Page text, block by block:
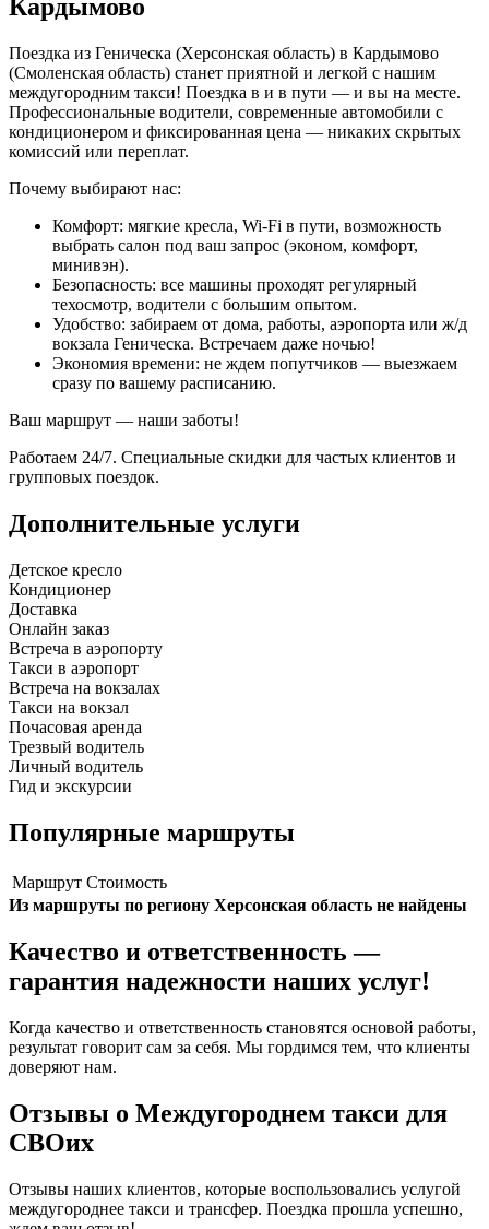
Кардымово
Поездка из Геническа (Херсонская область) в Кардымово
(Смоленская область) станет приятной и легкой с нашим
междугородним такси! Поездка в и в пути — и вы на месте.
Профессиональные водители, современные автомобили с
кондиционером и фиксированная цена — никаких скрытых
комиссий или переплат.
Почему выбирают нас:
Комфорт: мягкие кресла, Wi-Fi в пути, возможность
выбрать салон под ваш запрос (эконом, комфорт,
минивэн).
Безопасность: все машины проходят регулярный
техосмотр, водители с большим опытом.
Удобство: забираем от дома, работы, аэропорта или ж/д
вокзала Геническа. Встречаем даже ночью!
Экономия времени: не ждем попутчиков — выезжаем
сразу по вашему расписанию.
Ваш маршрут — наши заботы!
Работаем 24/7. Специальные скидки для частых клиентов и
групповых поездок.
Дополнительные услуги
Детское кресло
Кондиционер
Доставка
Онлайн заказ
Встреча в аэропорту
Такси в аэропорт
Встреча на вокзалах
Такси на вокзал
Почасовая аренда
Трезвый водитель
Личный водитель
Гид и экскурсии
Популярные маршруты
Маршрут Стоимость
Из маршруты по региону Херсонская область не найдены
Качество и ответственность —
гарантия надежности наших услуг!
Когда качество и ответственность становятся основой работы,
результат говорит сам за себя. Мы гордимся тем, что клиенты
доверяют нам.
Отзывы о Междугороднем такси для
СВОих
Отзывы наших клиентов, которые воспользовались услугой
междугороднее такси и трансфер. Поездка прошла успешно,